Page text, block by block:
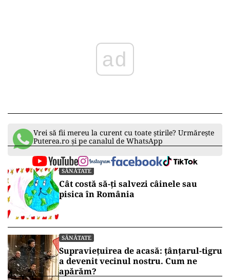
ad
Vrei să fii mereu la curent cu toate știrile? Urmărește
Puterea.ro și pe canalul de WhatsApp
SĂNĂTATE
Cât costă să-ți salvezi câinele sau
pisica în România
SĂNĂTATE
Supraviețuirea de acasă: țânțarul-tigru
a devenit vecinul nostru. Cum ne
apărăm?